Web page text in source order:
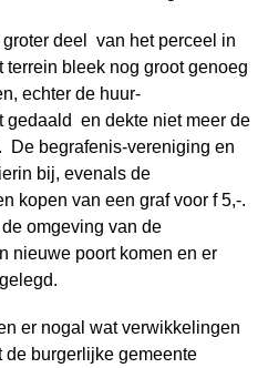
deel van het perceel in
bleek nog groot genoeg
echter de huur-
gedaald en dekte niet meer de
De begrafenis-vereniging en
bij, evenals de
kopen van een graf voor f 5,-.
omgeving van de
nieuwe poort komen en er
er nogal wat verwikkelingen
de burgerlijke gemeente